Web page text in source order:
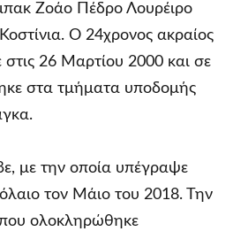
Ζοάο Πέδρο Λουρέιρο
Ο 24χρονος ακραίος
στις 26 Μαρτίου 2000 και σε
στα τμήματα υποδομής
με την οποία υπέγραψε
τον Μάιο του 2018. Την
ολοκληρώθηκε